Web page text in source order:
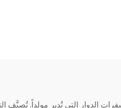
الدوار التي تُدير مولداً. تُصنَّف